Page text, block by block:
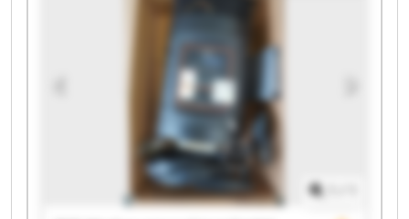
WerkzeugmaschinenGmbH FKD
WerkzeugmaschinenGmbH FKD
WerkzeugmaschinenGmbH FKD
WerkzeugmaschinenGmbH FKD
WerkzeugmaschinenGmbH FKD
WerkzeugmaschinenGmbH FKD
WerkzeugmaschinenGmbH FKD
WerkzeugmaschinenGmbH FKD
WerkzeugmaschinenGmbH FKD
WerkzeugmaschinenGmbH FKD